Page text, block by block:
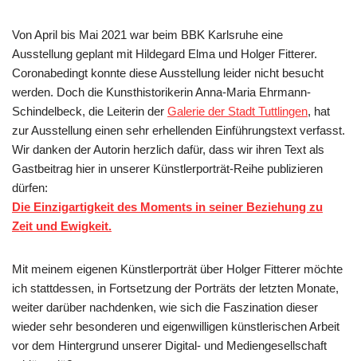
Von April bis Mai 2021 war beim BBK Karlsruhe eine
Ausstellung geplant mit Hildegard Elma und Holger Fitterer.
Coronabedingt konnte diese Ausstellung leider nicht besucht
werden. Doch die Kunsthistorikerin Anna-Maria Ehrmann-
Schindelbeck, die Leiterin der Galerie der Stadt Tuttlingen, hat
zur Ausstellung einen sehr erhellenden Einführungstext verfasst.
Wir danken der Autorin herzlich dafür, dass wir ihren Text als
Gastbeitrag hier in unserer Künstlerporträt-Reihe publizieren
dürfen:
Die Einzigartigkeit des Moments in seiner Beziehung zu
Zeit und Ewigkeit.
Mit meinem eigenen Künstlerporträt über Holger Fitterer möchte
ich stattdessen, in Fortsetzung der Porträts der letzten Monate,
weiter darüber nachdenken, wie sich die Faszination dieser
wieder sehr besonderen und eigenwilligen künstlerischen Arbeit
vor dem Hintergrund unserer Digital- und Mediengesellschaft